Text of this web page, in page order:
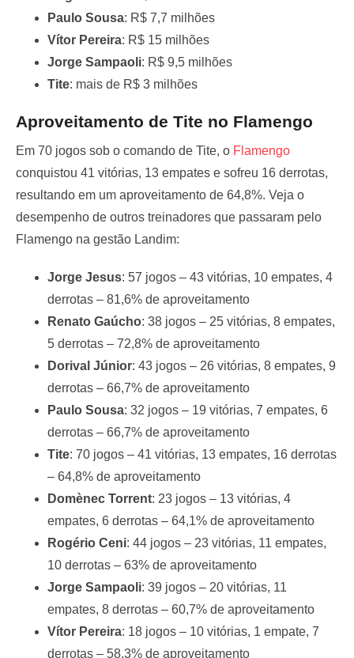
Paulo Sousa: R$ 7,7 milhões
Vítor Pereira: R$ 15 milhões
Jorge Sampaoli: R$ 9,5 milhões
Tite: mais de R$ 3 milhões
Aproveitamento de Tite no Flamengo
Em 70 jogos sob o comando de Tite, o Flamengo
conquistou 41 vitórias, 13 empates e sofreu 16 derrotas,
resultando em um aproveitamento de 64,8%. Veja o
desempenho de outros treinadores que passaram pelo
Flamengo na gestão Landim:
Jorge Jesus: 57 jogos – 43 vitórias, 10 empates, 4
derrotas – 81,6% de aproveitamento
Renato Gaúcho: 38 jogos – 25 vitórias, 8 empates,
5 derrotas – 72,8% de aproveitamento
Dorival Júnior: 43 jogos – 26 vitórias, 8 empates, 9
derrotas – 66,7% de aproveitamento
Paulo Sousa: 32 jogos – 19 vitórias, 7 empates, 6
derrotas – 66,7% de aproveitamento
Tite: 70 jogos – 41 vitórias, 13 empates, 16 derrotas
– 64,8% de aproveitamento
Domènec Torrent: 23 jogos – 13 vitórias, 4
empates, 6 derrotas – 64,1% de aproveitamento
Rogério Ceni: 44 jogos – 23 vitórias, 11 empates,
10 derrotas – 63% de aproveitamento
Jorge Sampaoli: 39 jogos – 20 vitórias, 11
empates, 8 derrotas – 60,7% de aproveitamento
Vítor Pereira: 18 jogos – 10 vitórias, 1 empate, 7
derrotas – 58,3% de aproveitamento